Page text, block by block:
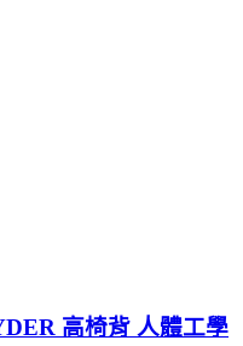
高椅背 人體工學